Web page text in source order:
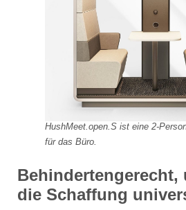
HushMeet.open.S ist eine 2-
für das Büro.
Behindertengerecht,
die Schaffung